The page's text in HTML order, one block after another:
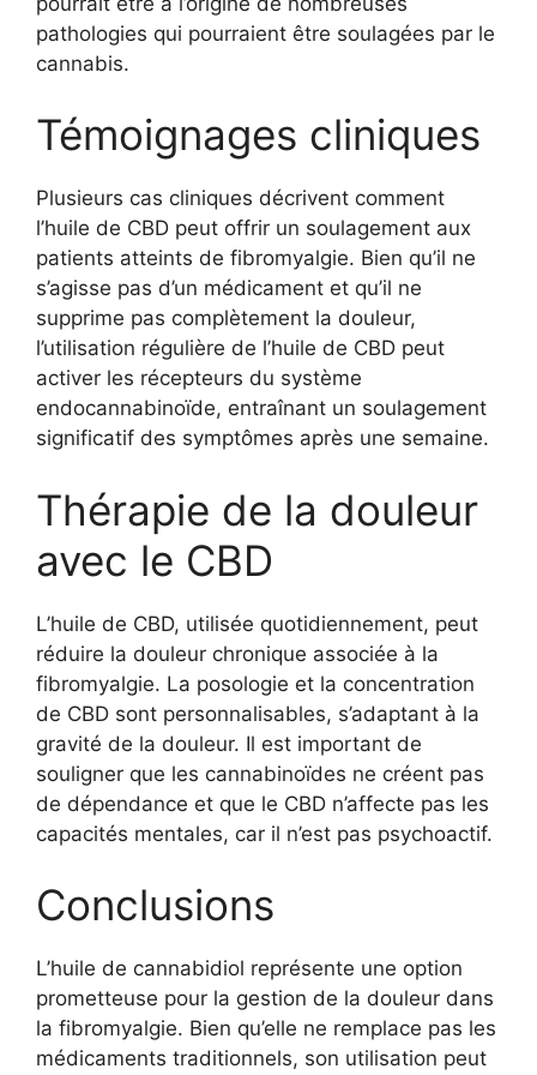
pathologies qui pourraient être soulagées par le
cannabis.
Témoignages cliniques
Plusieurs cas cliniques décrivent comment
l’huile de CBD peut offrir un soulagement aux
patients atteints de fibromyalgie. Bien qu’il ne
s’agisse pas d’un médicament et qu’il ne
supprime pas complètement la douleur,
l’utilisation régulière de l’huile de CBD peut
activer les récepteurs du système
endocannabinoïde, entraînant un soulagement
significatif des symptômes après une semaine.
Thérapie de la douleur
avec le CBD
L’huile de CBD, utilisée quotidiennement, peut
réduire la douleur chronique associée à la
fibromyalgie. La posologie et la concentration
de CBD sont personnalisables, s’adaptant à la
gravité de la douleur. Il est important de
souligner que les cannabinoïdes ne créent pas
de dépendance et que le CBD n’affecte pas les
capacités mentales, car il n’est pas psychoactif.
Conclusions
L’huile de cannabidiol représente une option
prometteuse pour la gestion de la douleur dans
la fibromyalgie. Bien qu’elle ne remplace pas les
médicaments traditionnels, son utilisation peut